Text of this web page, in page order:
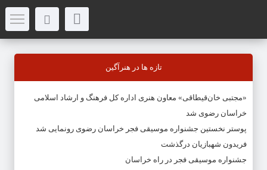
تازه ها در هنرآگین
«مجتبی خان‌قیطاقی» معاون هنری اداره کل فرهنگ و ارشاد اسلامی
خراسان رضوی شد
پوستر نخستین جشنواره موسیقی فجر خراسان رضوی رونمایی شد
فریدون شهبازیان درگذشت
جشنواره موسیقی فجر در راه خراسان